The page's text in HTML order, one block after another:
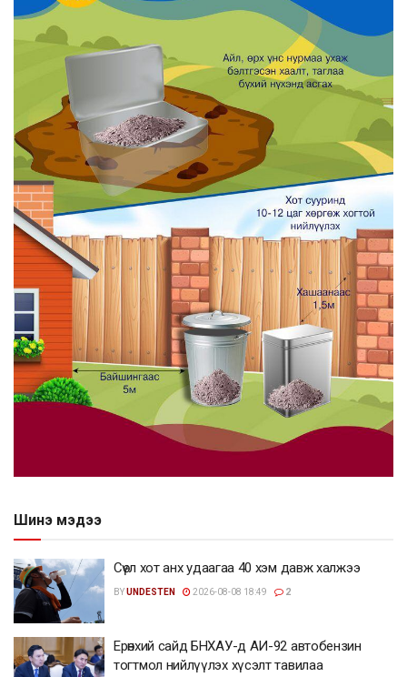
Шинэ мэдээ
Сөүл хот анх удаагаа 40 хэм давж халжээ
BYUNDESTEN 2026-08-08 18:49 2
Ерөнхий сайд БНХАУ-д АИ-92 автобензин
тогтмол нийлүүлэх хүсэлт тавилаа